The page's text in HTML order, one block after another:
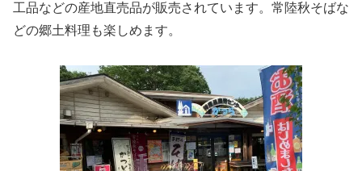
工品などの産地直売品が販売されています。常陸秋そばな
どの郷土料理も楽しめます。